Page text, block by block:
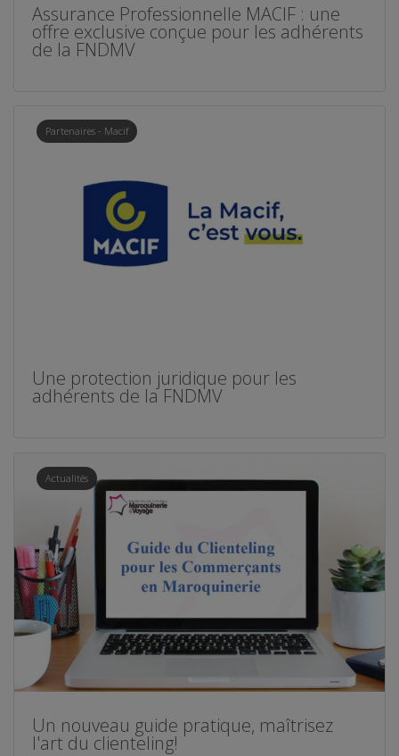
Assurance Professionnelle MACIF : une
offre exclusive conçue pour les adhérents
de la FNDMV
Partenaires - Macif
Une protection juridique pour les
adhérents de la FNDMV
Actualités
Un nouveau guide pratique, maîtrisez
l'art du clienteling!